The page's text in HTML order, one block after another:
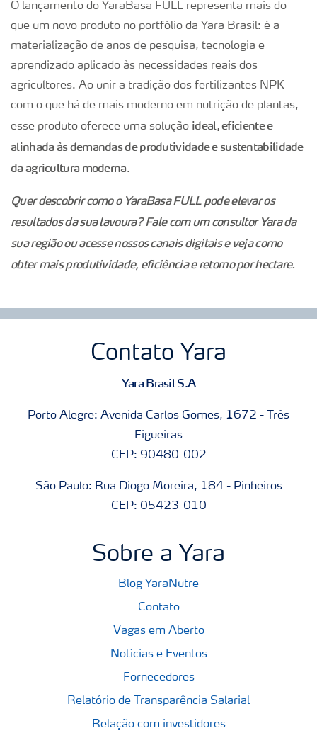
O lançamento do YaraBasa FULL representa mais do
que um novo produto no portfólio da Yara Brasil: é a
materialização de anos de pesquisa, tecnologia e
aprendizado aplicado às necessidades reais dos
agricultores. Ao unir a tradição dos fertilizantes NPK
com o que há de mais moderno em nutrição de plantas,
esse produto oferece uma solução ideal, eficiente e
alinhada às demandas de produtividade e sustentabilidade
da agricultura moderna.
Quer descobrir como o YaraBasa FULL pode elevar os
resultados da sua lavoura? Fale com um consultor Yara da
sua região ou acesse nossos canais digitais e veja como
obter mais produtividade, eficiência e retorno por hectare.
Contato Yara
Yara Brasil S.A
Porto Alegre: Avenida Carlos Gomes, 1672 - Três
Figueiras
CEP: 90480-002
São Paulo: Rua Diogo Moreira, 184 - Pinheiros
CEP: 05423-010
Sobre a Yara
Blog YaraNutre
Contato
Vagas em Aberto
Notícias e Eventos
Fornecedores
Relatório de Transparência Salarial
Relação com investidores